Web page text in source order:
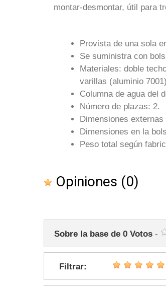
montar-desmontar, útil para
Provista de una sola
Se suministra con
Materiales: doble
varillas (aluminio
Columna de agua del
Número de plazas: 2.
Dimensiones
Dimensiones en la
Peso total según
Opiniones (0)
Sobre la base de 0 Votos -
Filtrar: